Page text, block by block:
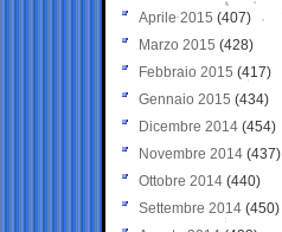
Aprile 2015 (407)
Marzo 2015 (428)
Febbraio 2015 (417)
Gennaio 2015 (434)
Dicembre 2014 (454)
Novembre 2014 (437)
Ottobre 2014 (440)
Settembre 2014 (450)